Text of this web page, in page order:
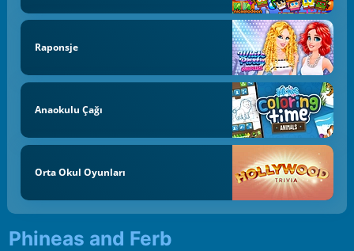
Raponsje
Anaokulu Çağı
Orta Okul Oyunları
Phineas and Ferb